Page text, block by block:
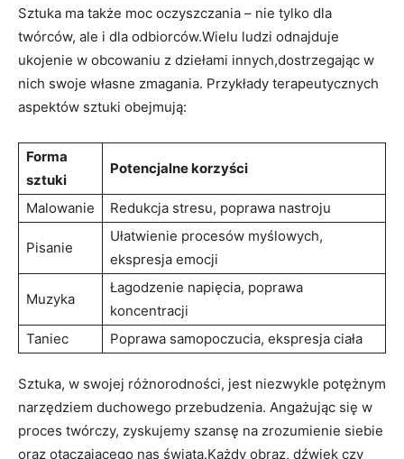
Sztuka ma także moc oczyszczania – nie tylko dla
twórców, ale i dla odbiorców.Wielu ludzi odnajduje
ukojenie w obcowaniu z dziełami innych,dostrzegając w
nich swoje własne zmagania. Przykłady terapeutycznych
aspektów sztuki obejmują:
Forma
sztuki
Potencjalne korzyści
Malowanie Redukcja stresu, poprawa nastroju
Pisanie
Ułatwienie procesów myślowych,
ekspresja emocji
Muzyka
Łagodzenie napięcia, poprawa
koncentracji
Taniec
Poprawa samopoczucia, ekspresja ciała
Sztuka, w swojej różnorodności, jest niezwykle potężnym
narzędziem duchowego przebudzenia. Angażując się w
proces twórczy, zyskujemy szansę na zrozumienie siebie
oraz otaczającego nas świata.Każdy obraz, dźwięk czy